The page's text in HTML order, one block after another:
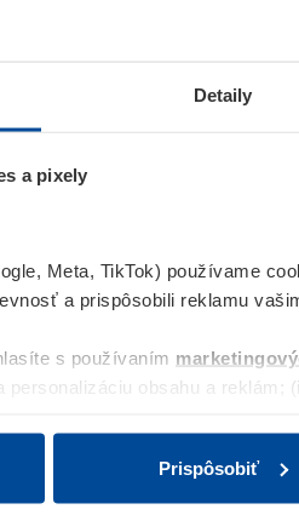
Detaily
a pixely
Meta, TikTok) používame
a prispôsobili reklamu
s používaním
personalizáciu obsahu a reklám;
iba nevyhnutné
Prispôsobiť